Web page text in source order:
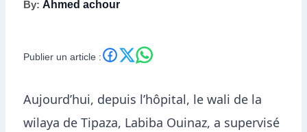
importante de
concentrateurs
By: Ahmed achour
Publier un article :
Aujourd’hui, depuis l’hôpital, le wali de la
wilaya de Tipaza, Labiba Ouinaz, a supervisé